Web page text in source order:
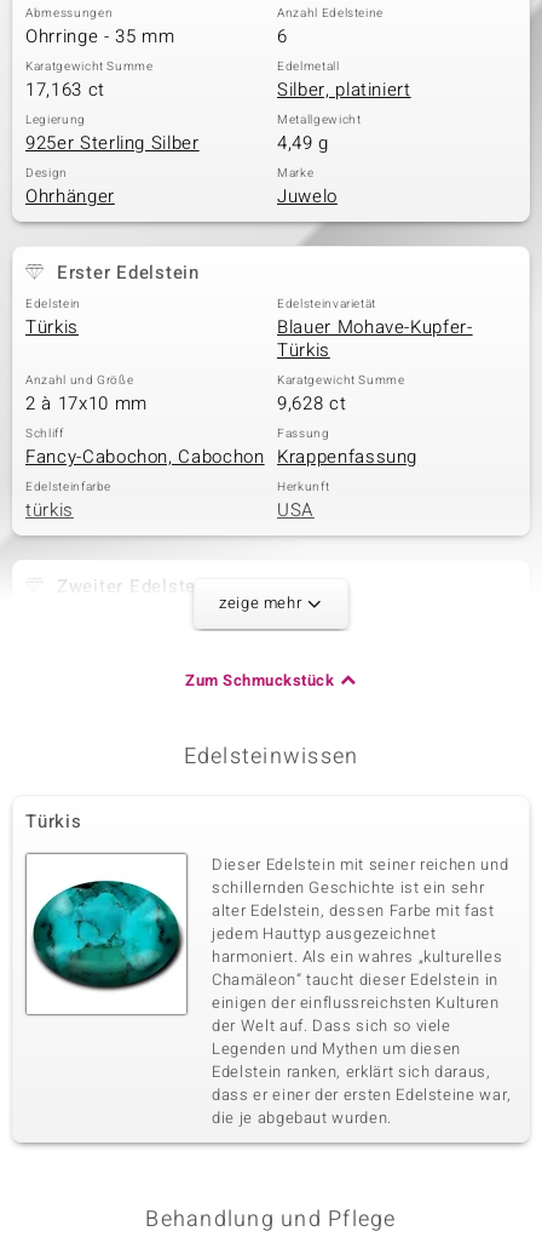
Classics
Abmessungen
Ohrringe - 35 mm
Anzahl Edelsteine
6
Karatgewicht Summe
17,163 ct
Edelmetall
Silber, platiniert
Legierung
925er Sterling Silber
Metallgewicht
4,49 g
Design
Ohrhänger
Marke
Juwelo
Erster Edelstein
Edelstein
Türkis
Edelsteinvarietät
Blauer Mohave-Kupfer-
Türkis
Anzahl und Größe
2 à 17x10 mm
Karatgewicht Summe
9,628 ct
Schliff
Fancy-Cabochon, Cabochon
Fassung
Krappenfassung
Edelsteinfarbe
türkis
Herkunft
USA
Zweiter Edelstein
Herkunft
USA
Dritter Edelstein
Edelsteinvarietät
Zirkon
Anzahl und Größe
2 à 1,5 mm
Karatgewicht Summe
0,04 ct
Schliff
Rundschliff
Fassung
Zargenfassung
Herkunft
Tansania
zeige mehr
Zum Schmuckstück
Edelsteinwissen
Türkis
Dieser Edelstein mit seiner reichen und
schillernden Geschichte ist ein sehr
alter Edelstein, dessen Farbe mit fast
jedem Hauttyp ausgezeichnet
harmoniert. Als ein wahres „kulturelles
Chamäleon“ taucht dieser Edelstein in
einigen der einflussreichsten Kulturen
der Welt auf. Dass sich so viele
Legenden und Mythen um diesen
Edelstein ranken, erklärt sich daraus,
dass er einer der ersten Edelsteine war,
die je abgebaut wurden.
Behandlung und Pflege